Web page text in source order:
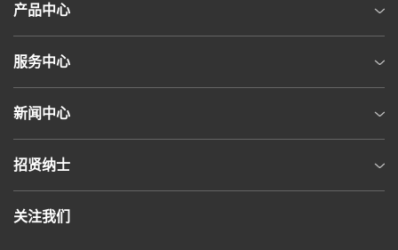
产品中心
服务中心
新闻中心
招贤纳士
关注我们